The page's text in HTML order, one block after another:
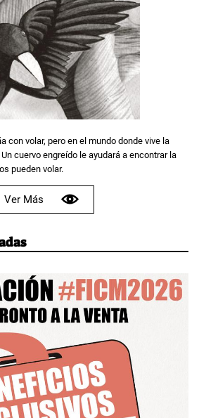
con volar, pero en el mundo donde vive la
cuervo engreído le ayudará a encontrar la
pueden volar.
Ver Más